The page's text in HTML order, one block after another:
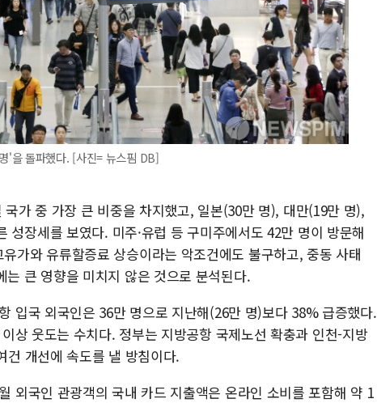
'을 돌파했다. [사진= 뉴스핌 DB]
가 중 가장 큰 비중을 차지했고, 일본(30만 명), 대만(19만 명),
성장세를 보였다. 미주·유럽 등 구미주에서도 42만 명이 방문해
가와 유류할증료 상승이라는 악조건에도 불구하고, 중동 사태
큰 영향을 미치지 않은 것으로 분석된다.
입국 외국인은 36만 명으로 지난해(26만 명)보다 38% 급증했다.
상 웃도는 수치다. 정부는 지방공항 국제노선 확충과 인천-지방
건 개선에 속도를 낼 방침이다.
외국인 관광객의 국내 카드 지출액은 온라인 소비를 포함해 약 1